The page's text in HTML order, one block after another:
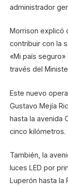
administrador
Morrison explicó
contribuir con la
«Mi país
través del
Este nuevo
Gustavo Mejía
hasta la avenida
cinco kilómetros.
También, la
luces LED por
Luperón hasta la